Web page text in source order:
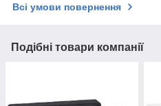
Всі умови повернення
Подібні товари компанії